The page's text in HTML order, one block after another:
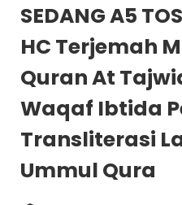
SEDANG A5
HC Terjemah
Quran At
Waqaf Ibtida
Transliterasi
Ummul Qura